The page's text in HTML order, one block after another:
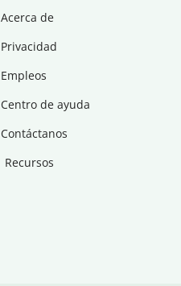
Acerca de
Privacidad
Empleos
Centro de ayuda
Contáctanos
Recursos